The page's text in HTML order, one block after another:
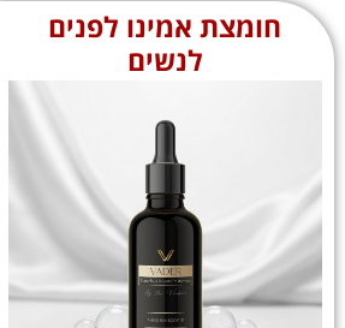
חומצת אמינו לפנים
לנשים